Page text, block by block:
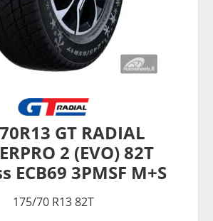
GT RADIAL
2 (EVO) 82T
ECB69 3PMSF M+S
175/70 R13 82T